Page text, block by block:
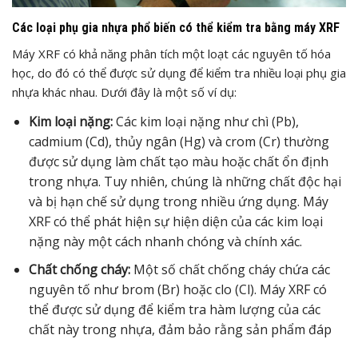
Các loại phụ gia nhựa phổ biến có thể kiểm tra bằng máy XRF
Máy XRF có khả năng phân tích một loạt các nguyên tố hóa
học, do đó có thể được sử dụng để kiểm tra nhiều loại phụ gia
nhựa khác nhau. Dưới đây là một số ví dụ:
Kim loại nặng:Các kim loại nặng như chì (Pb),
cadmium (Cd), thủy ngân (Hg) và crom (Cr) thường
được sử dụng làm chất tạo màu hoặc chất ổn định
trong nhựa. Tuy nhiên, chúng là những chất độc hại
và bị hạn chế sử dụng trong nhiều ứng dụng. Máy
XRF có thể phát hiện sự hiện diện của các kim loại
nặng này một cách nhanh chóng và chính xác.
Chất chống cháy:Một số chất chống cháy chứa các
nguyên tố như brom (Br) hoặc clo (Cl). Máy XRF có
thể được sử dụng để kiểm tra hàm lượng của các
chất này trong nhựa, đảm bảo rằng sản phẩm đáp